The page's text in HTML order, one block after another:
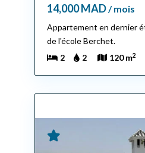
14,000 MAD/ mois
Appartement en dernier
de l'école Berchet.
2
2 120 m2